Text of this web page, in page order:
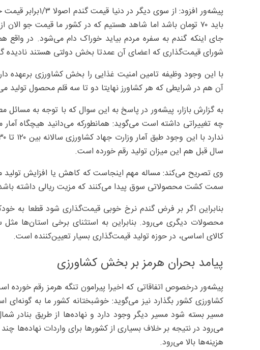
باید ۷۰ تومان باشد اما شاهد هستیم که در کشور ما قیمت جو
جای اینکه گندم به سفره مردم بیاید خوراک دام می‌شود. در
شورای قیمت‌گذاری که اعضای آن عمدتا بخش دولتی هستند نادیده
با این وجود وظیفه تامین امنیت غذایی را بخش کشاورزی برعهده
آن هم در شرایطی که هر کشاورز نهایتا دو تا سه قلم محصول تولید می‌کند اما
به گزارش بازار، پیشه‌ور در پاسخ به این سوال که با توجه به
چه تغییراتی داشته است می‌گوید: همانطورکه می‌دانید هیچگاه
سال قبل هم این میزان تولید رقم خورده است.
وی تصریح می‌کند: مساله مهم اینجاست که کاهش یا افزایش
سمت کشت محصولاتی سوق پیدا می‌کنند که مزیت ریالی داشته
بنابراین اگر بر فرض گندم نرخ خوبی قیمت‌گذاری شود قطعا به
کالای اساسی، در حوزه تولید قیمت‌گذاری بسیار تعیین‌کننده است.
پیامد بحران هرمز بر بخش کشاورزی
پیشه‌ور درخصوص اتفاقاتی که اخیرا پیرامون تنگه هرمز رقم
کشاورزی کشور بگذارد نیز می‌گوید: خوشبختانه کشور ما به
مسیر بسته شود مسیر دیگر وجود دارد و نهاده‌ها از طریق بنادر
می‌رود در نتیجه بر خلاف بسیاری از کشورها برای واردات نهاده‌ها
هزینه‌ها بالا می‌رود.